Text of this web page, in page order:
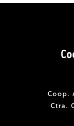
Coop.
Ctra.